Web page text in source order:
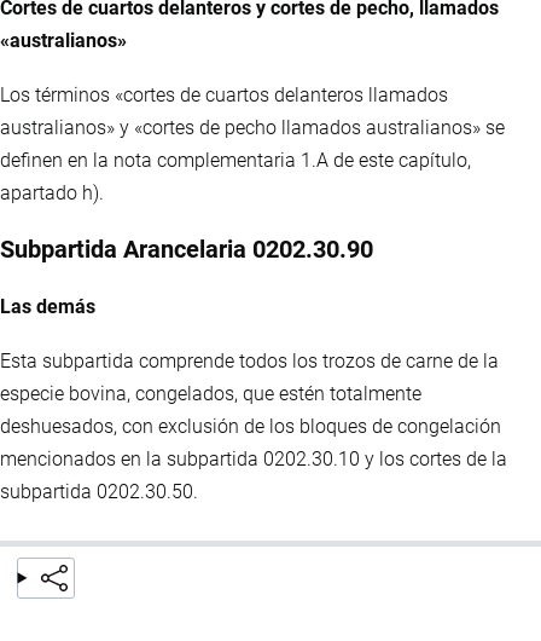
Cortes de cuartos delanteros y cortes de pecho, llamados
«australianos»
Los términos «cortes de cuartos delanteros llamados
australianos» y «cortes de pecho llamados australianos» se
definen en la nota complementaria 1.A de este capítulo,
apartado h).
Subpartida Arancelaria 0202.30.90
Las demás
Esta subpartida comprende todos los trozos de carne de la
especie bovina, congelados, que estén totalmente
deshuesados, con exclusión de los bloques de congelación
mencionados en la subpartida 0202.30.10 y los cortes de la
subpartida 0202.30.50.